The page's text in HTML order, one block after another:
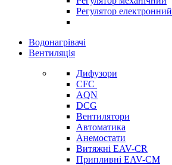
Регулятор електронний
Водонагрівачі
Вентиляція
Дифузори
CFC
AQN
DCG
Вентилятори
Автоматика
Анемостати
Витяжні EAV-CR
Припливні EAV-CM